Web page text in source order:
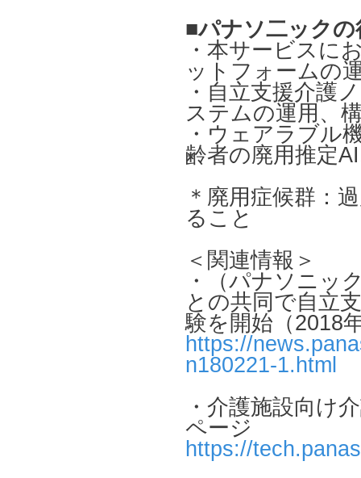
■パナソ二ックの
・本サービスに
ットフォームの
・自立支援介護
ステムの運用、
・ウェアラブル
齢者の廃用推定
＊廃用症候群：
ること
＜関連情報＞
・（パナソニッ
との共同で自立
験を開始（2018
https://
n180221-1.html
・介護施設向け
ページ
https://